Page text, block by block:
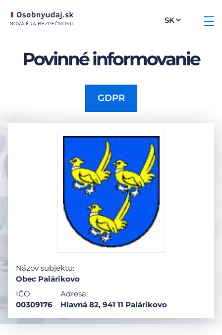
Povinné informovanie
GDPR
Názov subjektu:
Obec Palárikovo
IČO:
00309176
Adresa:
Hlavná 82, 941 11 Palárikovo